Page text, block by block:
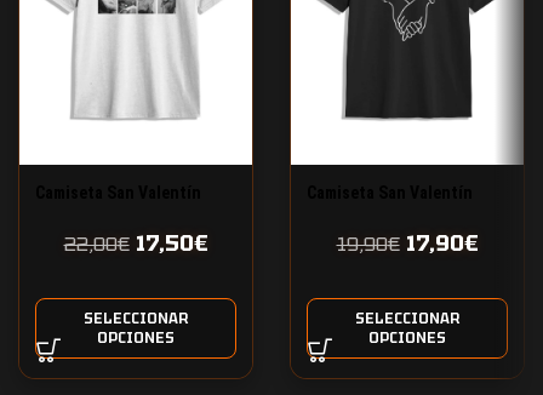
22,00€ 17,50€
SELECCIONAR
OPCIONES
19,90€ 17,90€
SELECCIONAR
OPCIONES